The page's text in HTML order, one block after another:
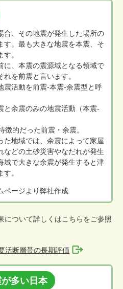
合、その地震が発生した場所の
す。最も大きな地震を本震、そ
。
に、本震の震源域となる領域で
を前震と言います。
震活動を前震-本震-余震型と呼
と余震のみの地震活動（本震-
的だった前震・余震。
た地域では、余震によって家屋
などの土砂災害やなだれが発生
域で大きな余震が発生すると津
。
ページより弊社作成
について詳しくはこちらをご参照
活断層帯の長期評価
多い日本